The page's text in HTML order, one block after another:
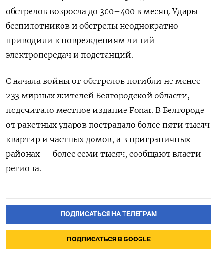
обстрелов возросла до 300–400 в месяц. Удары
беспилотников и обстрелы неоднократно
приводили к повреждениям линий
электропередач и подстанций.
С начала войны от обстрелов погибли не менее
233 мирных жителей Белгородской области,
подсчитало местное издание Fonar. В Белгороде
от ракетных ударов пострадало более пяти тысяч
квартир и частных домов, а в приграничных
районах — более семи тысяч, сообщают власти
региона.
ПОДПИСАТЬСЯ НА ТЕЛЕГРАМ
ПОДПИСАТЬСЯ В GOOGLE